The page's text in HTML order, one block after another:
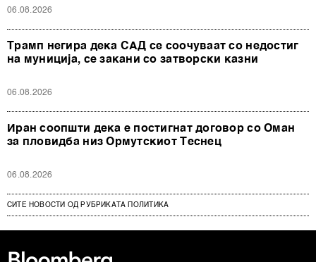
06.08.2026
Трамп негира дека САД се соочуваат со недостиг
на муниција, се закани со затворски казни
06.08.2026
Иран соопшти дека е постигнат договор со Оман
за пловидба низ Ормутскиот Теснец
06.08.2026
СИТЕ НОВОСТИ ОД РУБРИКАТА ПОЛИТИКА